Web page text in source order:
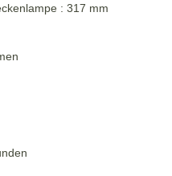
: 317 mm